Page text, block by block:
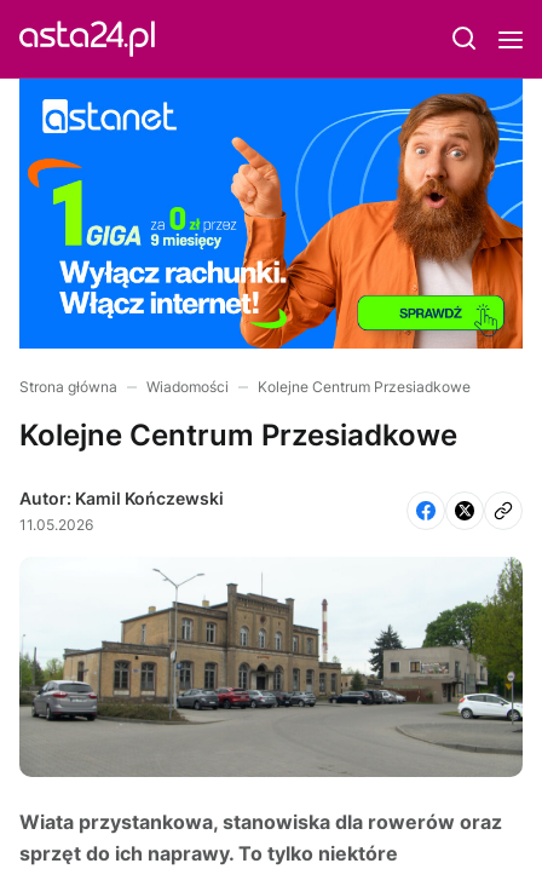
Strona główna Wiadomości Kolejne Centrum Przesiadkowe
Kolejne Centrum Przesiadkowe
Autor: Kamil Kończewski
11.05.2026
Wiata przystankowa, stanowiska dla rowerów oraz
sprzęt do ich naprawy. To tylko niektóre